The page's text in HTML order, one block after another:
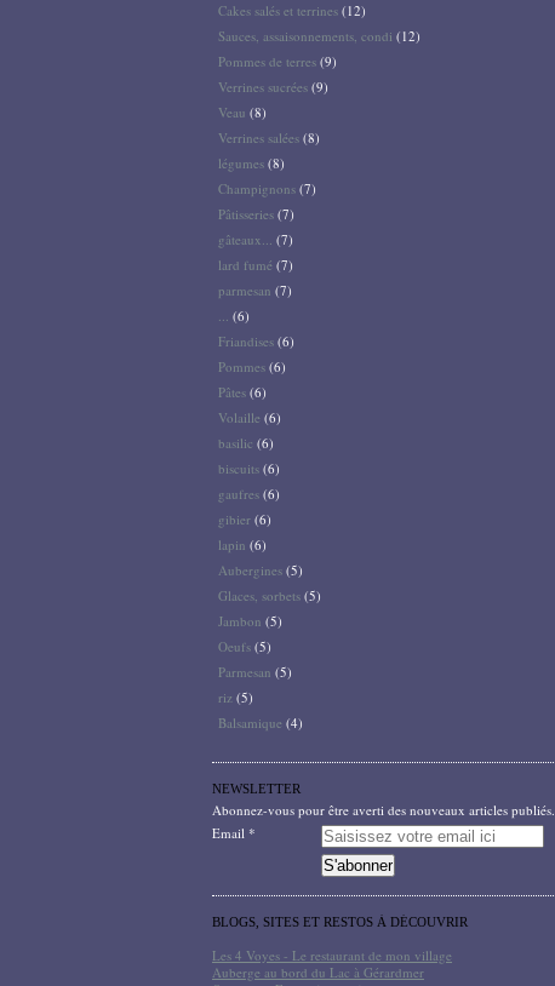
Cakes salés et terrines (12)
Sauces, assaisonnements, condi (12)
Pommes de terres (9)
Verrines sucrées (9)
Veau (8)
Verrines salées (8)
légumes (8)
Champignons (7)
Pâtisseries (7)
gâteaux... (7)
lard fumé (7)
parmesan (7)
... (6)
Friandises (6)
Pommes (6)
Pâtes (6)
Volaille (6)
basilic (6)
biscuits (6)
gaufres (6)
gibier (6)
lapin (6)
Aubergines (5)
Glaces, sorbets (5)
Jambon (5)
Oeufs (5)
Parmesan (5)
riz (5)
Balsamique (4)
NEWSLETTER
Abonnez-vous pour être averti des nouveaux articles publiés.
Email
BLOGS, SITES ET RESTOS À DÉCOUVRIR
Les 4 Voyes - Le restaurant de mon village
Auberge au bord du Lac à Gérardmer